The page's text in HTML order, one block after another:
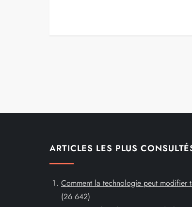
ARTICLES LES PLUS
Comment la technologie peut modifier
(26 642)